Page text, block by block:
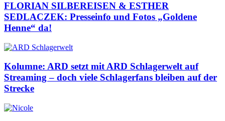
FLORIAN SILBEREISEN & ESTHER
SEDLACZEK: Presseinfo und Fotos „Goldene
Henne“ da!
Kolumne: ARD setzt mit ARD Schlagerwelt auf
Streaming – doch viele Schlagerfans bleiben auf der
Strecke